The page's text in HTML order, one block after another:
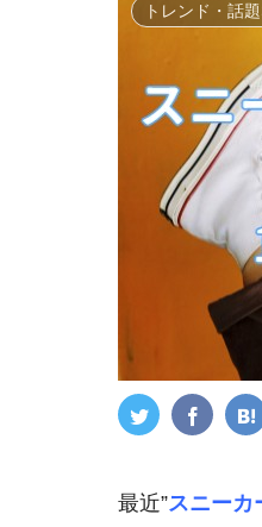
トレンド・話
最近”スニーカ